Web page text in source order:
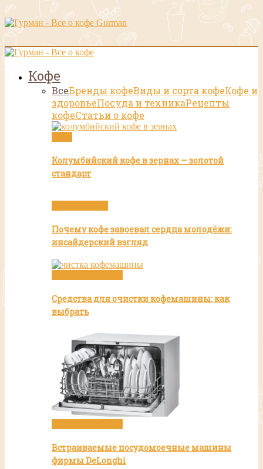
Gurman
Кофе
ВсеБренды кофеВиды и сорта кофеКофе и
здоровьеПосуда и техникаРецепты
кофеСтатьи о кофе
Колумбийский кофе в зернах — золотой
стандарт
Почему кофе завоевал сердца молодёжи:
инсайдерский взгляд
Средства для очистки кофемашины: как
выбрать
Встраиваемые посудомоечные машины
фирмы DeLonghi